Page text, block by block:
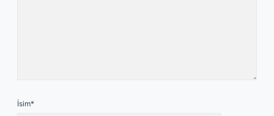
İsim*